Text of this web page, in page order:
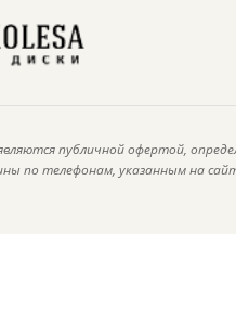
публичной офертой,
по телефонам, указанным на